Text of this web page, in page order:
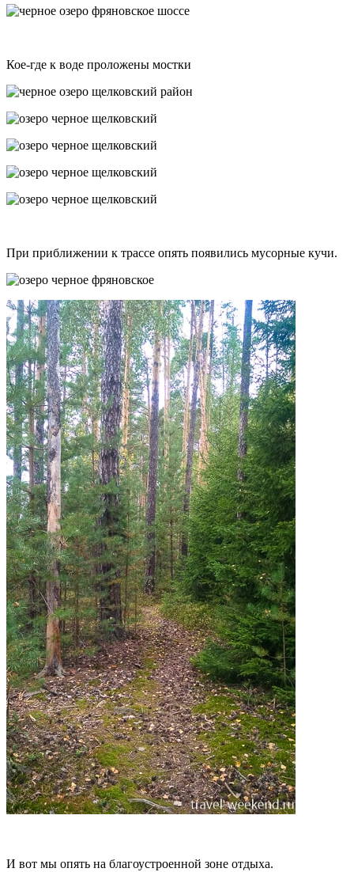
Кое-где к воде проложены мостки
При приближении к трассе опять появились мусорные кучи.
И вот мы опять на благоустроенной зоне отдыха.